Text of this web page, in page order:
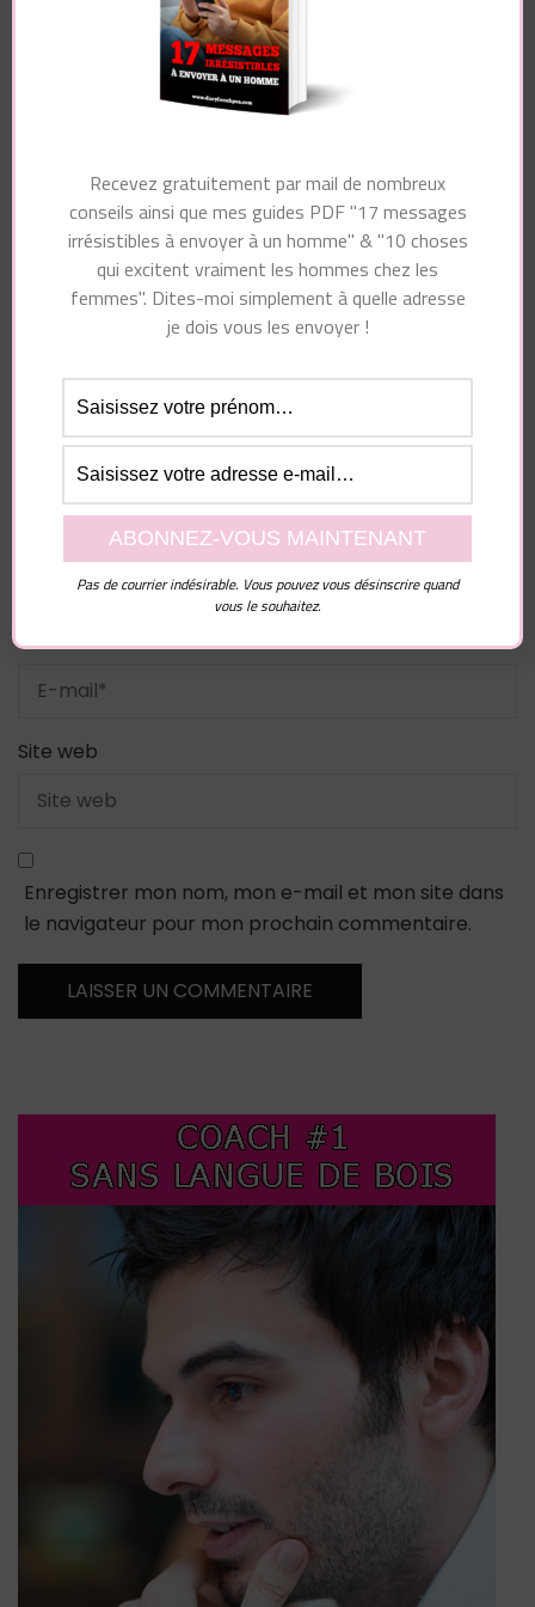
Votre adresse e-mail ne sera pas publiée.Les
champs obligatoires sont indiqués avec*
Commentaire
E-mail*
Site web
Enregistrer mon nom, mon e-mail et mon site dans
le navigateur pour mon prochain commentaire.
Recevez gratuitement par mail de nombreux
conseils ainsi que mes guides PDF "17 messages
irrésistibles à envoyer à un homme" & "10 choses
qui excitent vraiment les hommes chez les
femmes". Dites-moi simplement à quelle adresse
je dois vous les envoyer !
Pas de courrier indésirable. Vous pouvez vous désinscrire quand
vous le souhaitez.